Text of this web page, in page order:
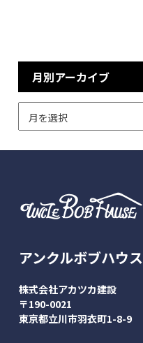
月別アーカイブ
アンクルボブハウス
株式会社アカツカ建設
〒190-0021
東京都立川市羽衣町1-8-9